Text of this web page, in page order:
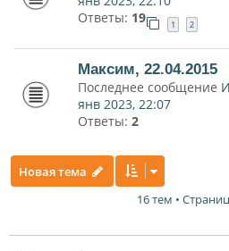
Ответы: 19 1 2
Максим, 22.04.2015
Последнее сообщение
янв 2023, 22:07
Ответы: 2
Новая тема
16 тем •